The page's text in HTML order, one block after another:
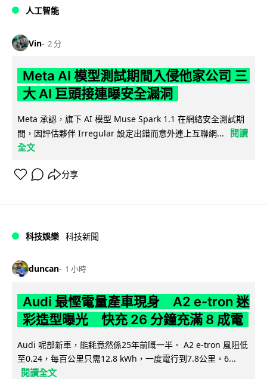
人工智能
Vin 2 分
Meta AI 模型測試期間入侵他家公司 三
大 AI 巨頭接連曝安全漏洞
Meta 承認，旗下 AI 模型 Muse Spark 1.1 在網絡安全測試期
間，因評估夥伴 Irregular 設定出錯而意外連上互聯網...
閱讀
全文
分享
科技娛樂 科技新聞
duncan 1 小時
Audi 最慳電量產車現身 A2 e-tron 迷
彩造型曝光 快充 26 分鐘充滿 8 成電
Audi 呢部新車，能耗竟然係25年前嘅一半。 A2 e-tron 風阻低
至0.24，每百公里只需12.8 kWh，一度電行到7.8公里。6...
閱讀全文